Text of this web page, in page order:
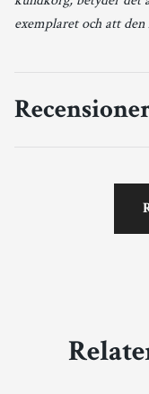
exemplaret och att